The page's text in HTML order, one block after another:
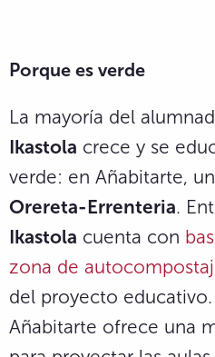
Porque es verde
La mayoría del
Ikastola crece y se
verde: en Añabitarte,
Orereta-Errenteria.
Ikastola cuenta con
zona de
del proyecto
Añabitarte ofrece una